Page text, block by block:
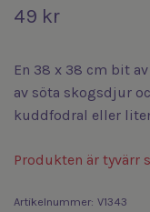
49 kr
En 38 x 38 cm bit
av söta skogsdjur
kuddfodral eller
Produkten är tyvärr
Artikelnummer: V1343